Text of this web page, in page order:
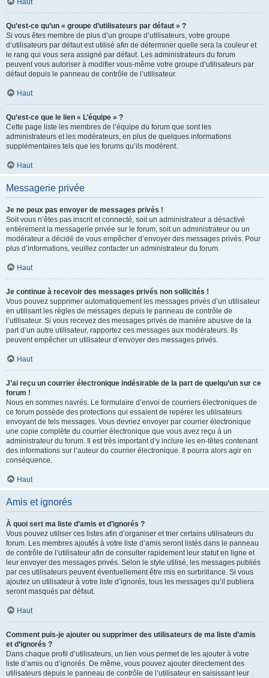
Haut
Qu’est-ce qu’un « groupe d’utilisateurs par défaut » ?
Si vous êtes membre de plus d’un groupe d’utilisateurs, votre groupe
d’utilisateurs par défaut est utilisé afin de déterminer quelle sera la couleur et
le rang qui vous sera assigné par défaut. Les administrateurs du forum
peuvent vous autoriser à modifier vous-même votre groupe d’utilisateurs par
défaut depuis le panneau de contrôle de l’utilisateur.
Haut
Qu’est-ce que le lien « L’équipe » ?
Cette page liste les membres de l’équipe du forum que sont les
administrateurs et les modérateurs, en plus de quelques informations
supplémentaires tels que les forums qu’ils modèrent.
Haut
Messagerie privée
Je ne peux pas envoyer de messages privés !
Soit vous n’êtes pas inscrit et connecté, soit un administrateur a désactivé
entièrement la messagerie privée sur le forum, soit un administrateur ou un
modérateur a décidé de vous empêcher d’envoyer des messages privés. Pour
plus d’informations, veuillez contacter un administrateur du forum.
Haut
Je continue à recevoir des messages privés non sollicités !
Vous pouvez supprimer automatiquement les messages privés d’un utilisateur
en utilisant les règles de messages depuis le panneau de contrôle de
l’utilisateur. Si vous recevez des messages privés de manière abusive de la
part d’un autre utilisateur, rapportez ces messages aux modérateurs. Ils
peuvent empêcher un utilisateur d’envoyer des messages privés.
Haut
J’ai reçu un courrier électronique indésirable de la part de quelqu’un sur ce
forum !
Nous en sommes navrés. Le formulaire d’envoi de courriers électroniques de
ce forum possède des protections qui essaient de repérer les utilisateurs
envoyant de tels messages. Vous devriez envoyer par courrier électronique
une copie complète du courrier électronique que vous avez reçu à un
administrateur du forum. Il est très important d’y inclure les en-têtes contenant
des informations sur l’auteur du courrier électronique. Il pourra alors agir en
conséquence.
Haut
Amis et ignorés
À quoi sert ma liste d’amis et d’ignorés ?
Vous pouvez utiliser ces listes afin d’organiser et trier certains utilisateurs du
forum. Les membres ajoutés à votre liste d’amis seront listés dans le panneau
de contrôle de l’utilisateur afin de consulter rapidement leur statut en ligne et
leur envoyer des messages privés. Selon le style utilisé, les messages publiés
par ces utilisateurs peuvent éventuellement être mis en surbrillance. Si vous
ajoutez un utilisateur à votre liste d’ignorés, tous les messages qu’il publiera
seront masqués par défaut.
Haut
Comment puis-je ajouter ou supprimer des utilisateurs de ma liste d’amis
et d’ignorés ?
Dans chaque profil d’utilisateurs, un lien vous permet de les ajouter à votre
liste d’amis ou d’ignorés. De même, vous pouvez ajouter directement des
utilisateurs depuis le panneau de contrôle de l’utilisateur en saisissant leur